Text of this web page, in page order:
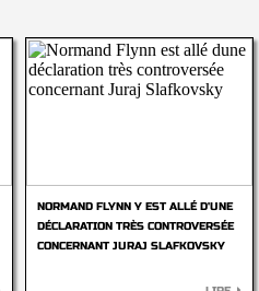
NORMAND FLYNN Y EST ALLÉ D'UNE
DÉCLARATION TRÈS CONTROVERSÉE
CONCERNANT JURAJ SLAFKOVSKY